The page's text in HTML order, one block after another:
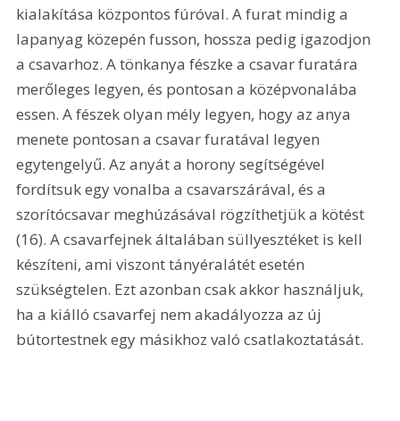
kialakítása központos fúróval. A furat mindig a
lapanyag közepén fusson, hossza pedig igazodjon
a csavarhoz. A tönkanya fészke a csavar furatára
merőleges legyen, és pontosan a középvonalába
essen. A fészek olyan mély legyen, hogy az anya
menete pontosan a csavar furatával legyen
egytengelyű. Az anyát a horony segítségével
fordítsuk egy vonalba a csavarszárával, és a
szorítócsavar meghúzásával rögzíthetjük a kötést
(16). A csavarfejnek általában süllyesztéket is kell
készíteni, ami viszont tányéralátét esetén
szükségtelen. Ezt azonban csak akkor használjuk,
ha a kiálló csavarfej nem akadályozza az új
bútortestnek egy másikhoz való csatlakoztatását.